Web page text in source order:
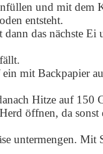
und mit dem
entsteht.
das nächste
mit Backpapier
Hitze auf 150
öffnen, da sonst
untermengen. Mit